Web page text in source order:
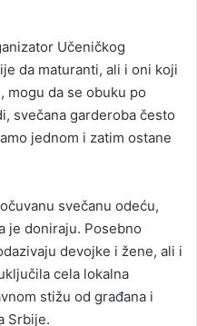
Učeničkog
da maturanti, ali i oni koji
mogu da se obuku po
svečana garderoba često
jednom i zatim ostane
svečanu odeću,
je doniraju. Posebno
devojke i žene, ali i
cela lokalna
stižu od građana i
Srbije.